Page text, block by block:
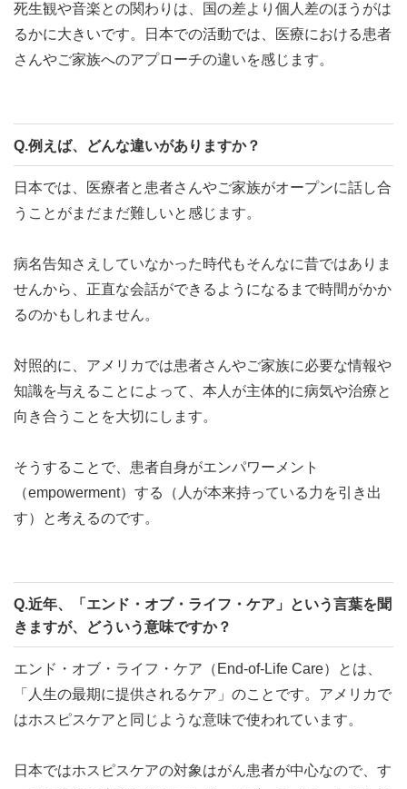
死生観や音楽との関わりは、国の差より個人差のほうがは
るかに大きいです。日本での活動では、医療における患者
さんやご家族へのアプローチの違いを感じます。
Q.例えば、どんな違いがありますか？
日本では、医療者と患者さんやご家族がオープンに話し合
うことがまだまだ難しいと感じます。
病名告知さえしていなかった時代もそんなに昔ではありま
せんから、正直な会話ができるようになるまで時間がかか
るのかもしれません。
対照的に、アメリカでは患者さんやご家族に必要な情報や
知識を与えることによって、本人が主体的に病気や治療と
向き合うことを大切にします。
そうすることで、患者自身がエンパワーメント
（empowerment）する（人が本来持っている力を引き出
す）と考えるのです。
Q.近年、「エンド・オブ・ライフ・ケア」という言葉を聞
きますが、どういう意味ですか？
エンド・オブ・ライフ・ケア（End-of-Life Care）とは、
「人生の最期に提供されるケア」のことです。アメリカで
はホスピスケアと同じような意味で使われています。
日本ではホスピスケアの対象はがん患者が中心なので、す